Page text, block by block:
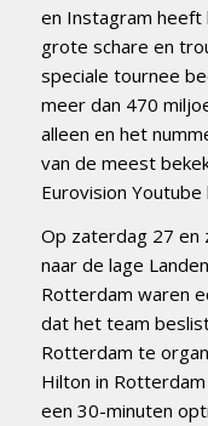
en Instagram heeft
grote schare en
speciale tournee
meer dan 470
alleen en het
van de meest
Eurovision Youtube
Op zaterdag 27 en
naar de lage
Rotterdam waren
dat het team
Rotterdam te
Hilton in
een 30-minuten